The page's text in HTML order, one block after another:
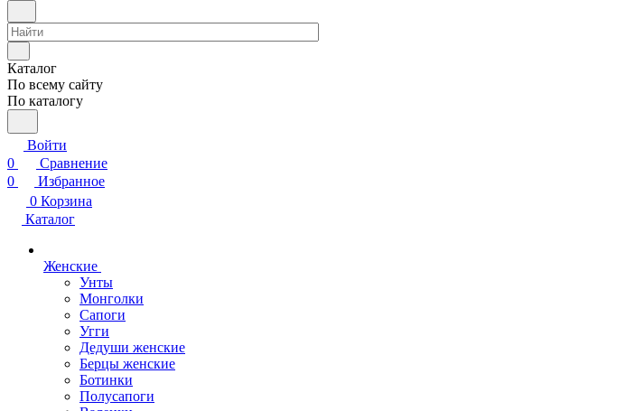
Каталог
По всему сайту
По каталогу
Войти
0
Сравнение
0
Избранное
0 Корзина
Каталог
Женские
Унты
Монголки
Сапоги
Угги
Дедуши женские
Берцы женские
Ботинки
Полусапоги